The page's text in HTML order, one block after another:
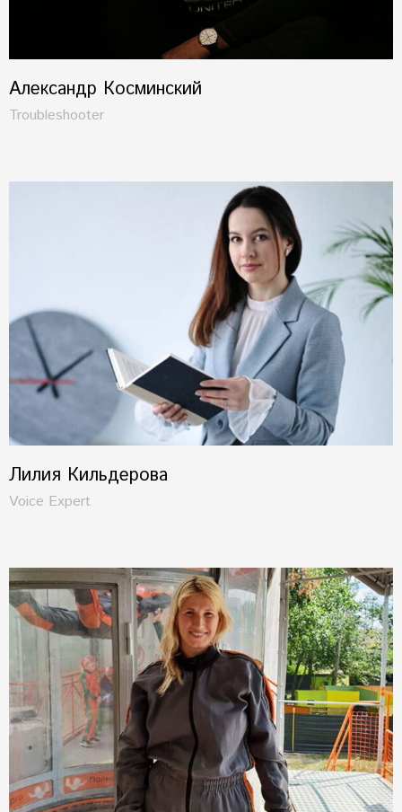
Александр Косминский
Troubleshooter
Лилия Кильдерова
Voice Expert